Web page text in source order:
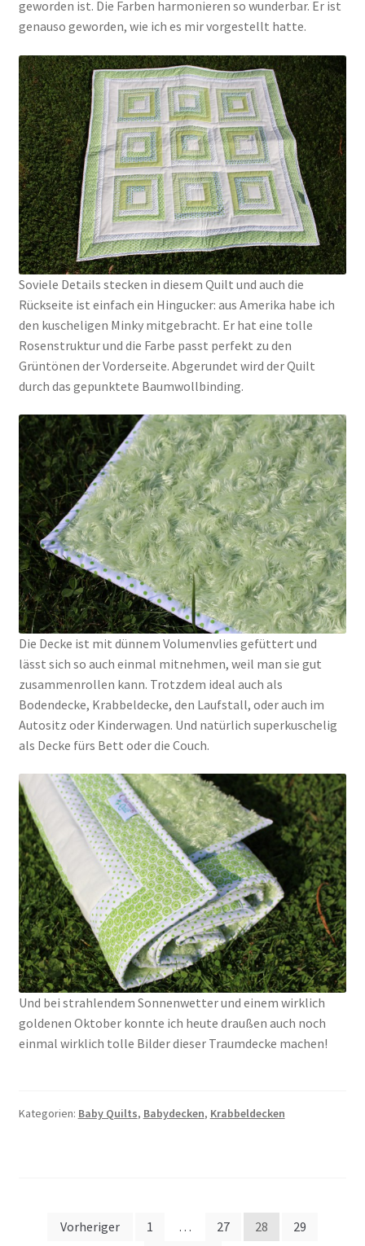
geworden ist. Die Farben harmonieren so wunderbar. Er ist
genauso geworden, wie ich es mir vorgestellt hatte.
Soviele Details stecken in diesem Quilt und auch die
Rückseite ist einfach ein Hingucker: aus Amerika habe ich
den kuscheligen Minky mitgebracht. Er hat eine tolle
Rosenstruktur und die Farbe passt perfekt zu den
Grüntönen der Vorderseite. Abgerundet wird der Quilt
durch das gepunktete Baumwollbinding.
Die Decke ist mit dünnem Volumenvlies gefüttert und
lässt sich so auch einmal mitnehmen, weil man sie gut
zusammenrollen kann. Trotzdem ideal auch als
Bodendecke, Krabbeldecke, den Laufstall, oder auch im
Autositz oder Kinderwagen. Und natürlich superkuschelig
als Decke fürs Bett oder die Couch.
Und bei strahlendem Sonnenwetter und einem wirklich
goldenen Oktober konnte ich heute draußen auch noch
einmal wirklich tolle Bilder dieser Traumdecke machen!
Kategorien: Baby Quilts, Babydecken, Krabbeldecken
Seitennummerierung
Vorheriger 1 … 27 28
29